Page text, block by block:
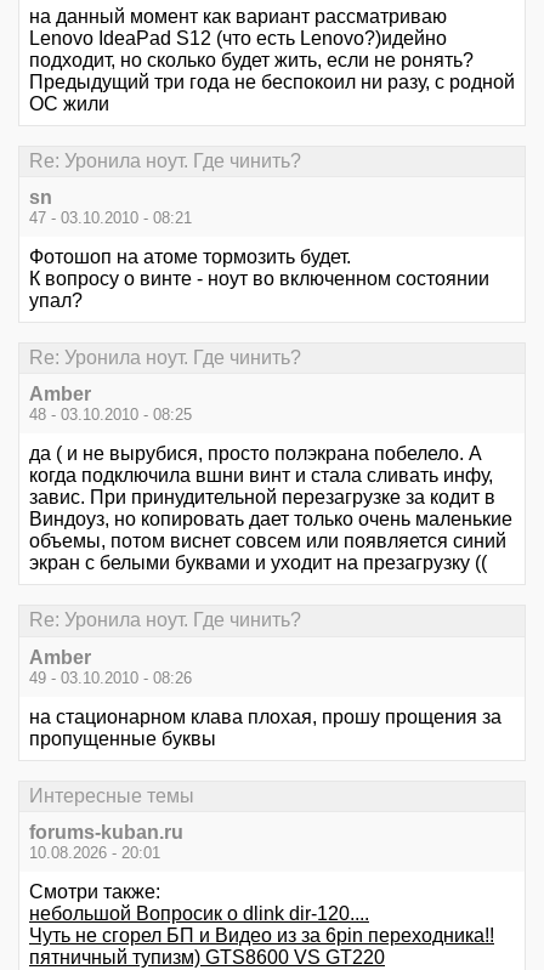
на данный момент как вариант рассматриваю
Lenovo IdeaPad S12 (что есть Lenovo?)идейно
подходит, но сколько будет жить, если не ронять?
Предыдущий три года не беспокоил ни разу, с родной
ОС жили
Re: Уронила ноут. Где чинить?
sn
47 - 03.10.2010 - 08:21
Фотошоп на атоме тормозить будет.
К вопросу о винте - ноут во включенном состоянии
упал?
Re: Уронила ноут. Где чинить?
Amber
48 - 03.10.2010 - 08:25
да ( и не вырубися, просто полэкрана побелело. А
когда подключила вшни винт и стала сливать инфу,
завис. При принудительной перезагрузке за кодит в
Виндоуз, но копировать дает только очень маленькие
объемы, потом виснет совсем или появляется синий
экран с белыми буквами и уходит на презагрузку ((
Re: Уронила ноут. Где чинить?
Amber
49 - 03.10.2010 - 08:26
на стационарном клава плохая, прошу прощения за
пропущенные буквы
Интересные темы
forums-kuban.ru
10.08.2026 - 20:01
Смотри также:
небольшой Вопросик о dlink dir-120....
Чуть не сгорел БП и Видео из за 6pin переходника!!
пятничный тупизм) GTS8600 VS GT220